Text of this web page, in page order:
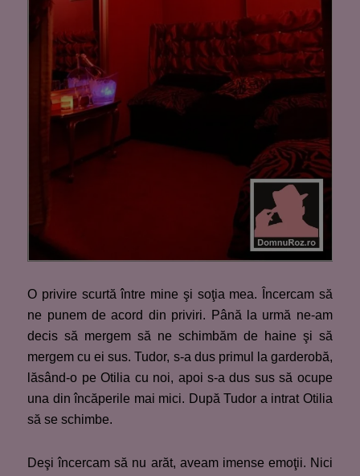
O privire scurtă între mine şi soţia mea. Încercam să
ne punem de acord din priviri. Până la urmă ne-am
decis să mergem să ne schimbăm de haine şi să
mergem cu ei sus. Tudor, s-a dus primul la garderobă,
lăsând-o pe Otilia cu noi, apoi s-a dus sus să ocupe
una din încăperile mai mici. După Tudor a intrat Otilia
să se schimbe.
Deşi încercam să nu arăt, aveam imense emoţii. Nici